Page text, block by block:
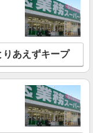
間につき50円加給）
象外です
詳細を見る
帯販売スタッフ
円 試用期間あり 3
り店 山形県山形市花
りあえずキープ